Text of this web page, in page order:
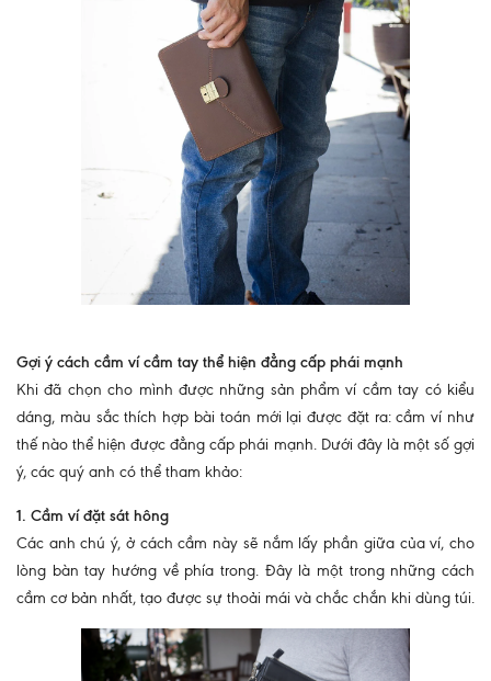
Gợi ý cách cầm ví cầm tay thể hiện đẳng cấp phái mạnh
Khi đã chọn cho mình được những sản phẩm ví cầm tay có kiểu
dáng, màu sắc thích hợp bài toán mới lại được đặt ra: cầm ví như
thế nào thể hiện được đẳng cấp phái mạnh. Dưới đây là một số gợi
ý, các quý anh có thể tham khảo:
1. Cầm ví đặt sát hông
Các anh chú ý, ở cách cầm này sẽ nắm lấy phần giữa của ví, cho
lòng bàn tay hướng về phía trong. Đây là một trong những cách
cầm cơ bản nhất, tạo được sự thoải mái và chắc chắn khi dùng túi.